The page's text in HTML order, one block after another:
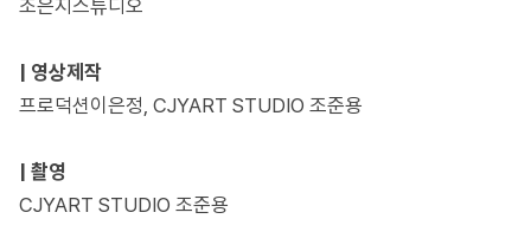
조은지스튜디오
| 영상제작
프로덕션이은정, CJYART STUDIO 조준용
| 촬영
CJYART STUDIO 조준용